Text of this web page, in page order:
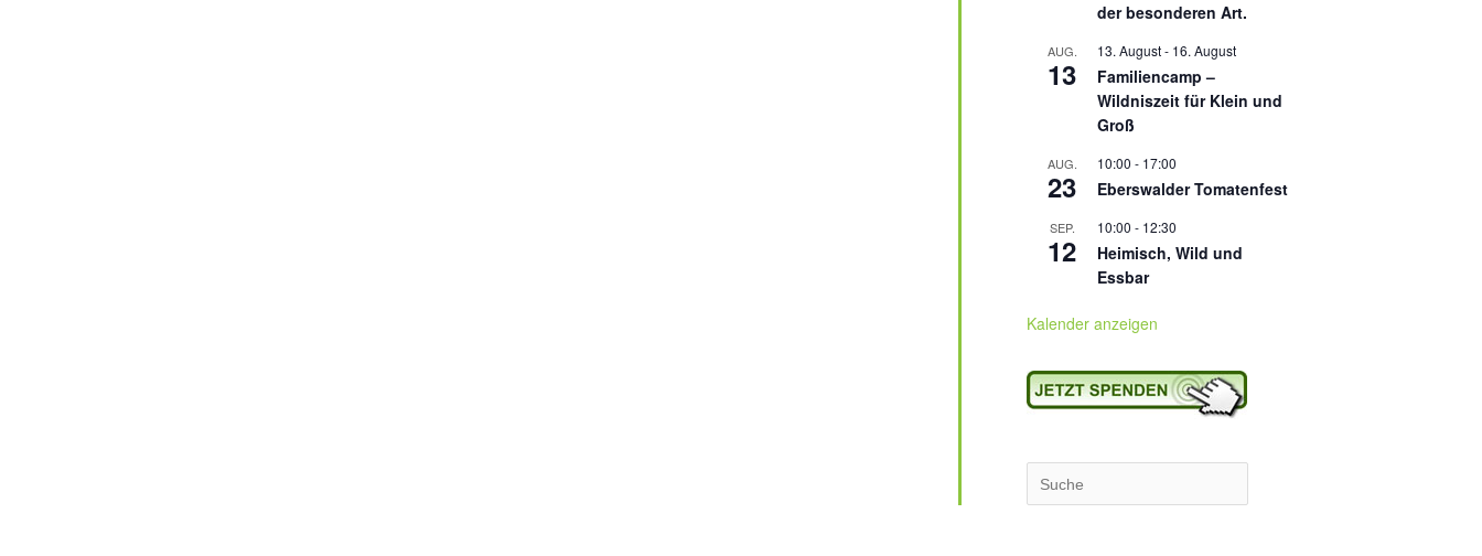
der besonderen Art.
AUG.
13
13. August- 16. August
Familiencamp –
Wildniszeit für Klein und
Groß
AUG.
23
10:00 - 17:00
Eberswalder Tomatenfest
SEP.
12
10:00 - 12:30
Heimisch, Wild und
Essbar
Kalender anzeigen
Suchen